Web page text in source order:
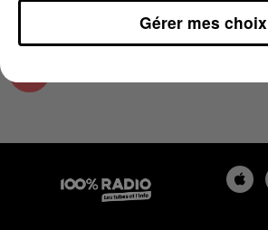
Gérer mes choix